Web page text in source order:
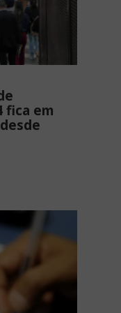
fica em